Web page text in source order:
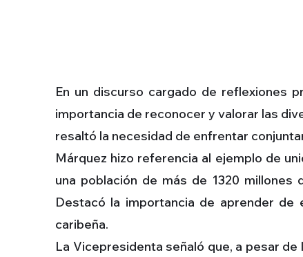
En un discurso cargado de reflexiones
importancia de reconocer y valorar las
resaltó la necesidad de enfrentar
Márquez hizo referencia al ejemplo de
una población de más de 1320
Destacó la importancia de aprender de
caribeña.
La Vicepresidenta señaló que, a pesar